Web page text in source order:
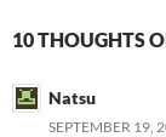
10 THOUGHTS
Natsu
SEPTEMBER 19,